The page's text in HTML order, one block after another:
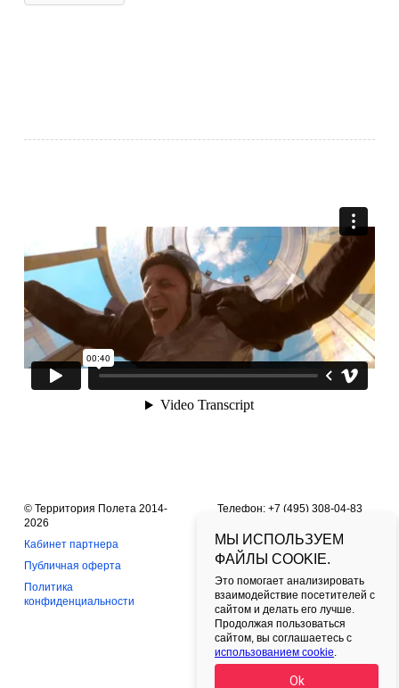
© Территория Полета 2014-
2026
Кабинет партнера
Публичная оферта
Политика
конфиденциальности
Телефон: +7 (495) 308-04-83
пр-т, д. 36, ТЦ Арена Плаза.
Москва, 125167
Время работы: ежедневно с
10:00 до 21:30.
Следите за нами в соцсетях,
получайте скидки на полеты!
МЫ ИСПОЛЬЗУЕМ
ФАЙЛЫ COOKIE.
Это помогает анализировать
взаимодействие посетителей с
сайтом и делать его лучше.
Продолжая пользоваться
сайтом, вы соглашаетесь с
использованием cookie.
Ok